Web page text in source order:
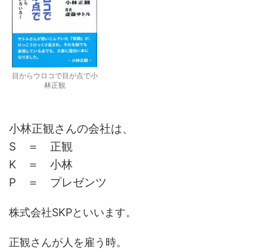
目からウロコで目が点で小
林正観
小林正観さんの会社は、
S ＝ 正観
K ＝ 小林
P ＝ プレゼンツ
株式会社SKPといいます。
正観さんが人を雇う時。